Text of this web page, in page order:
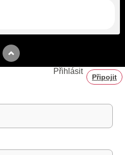
Přihlásit
Připojit